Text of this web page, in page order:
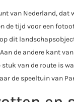
van Nederland,
de tijd voor een
dit
de andere kant
stuk van de route is
de speeltuin van